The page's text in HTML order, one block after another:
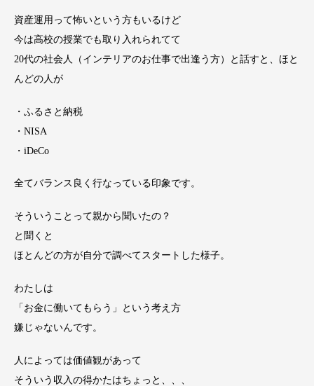
資産運用って怖いという方もいるけど
今は高校の授業でも取り入れられてて
20代の社会人（インテリアのお仕事で出逢う方）と話すと、ほと
んどの人が
・ふるさと納税
・NISA
・iDeCo
全てバランス良く行なっている印象です。
そういうことって親から聞いたの？
と聞くと
ほとんどの方が自分で調べてスタートした様子。
わたしは
「お金に働いてもらう」という考え方
嫌じゃないんです。
人によっては価値観があって
そういう収入の得かたはちょっと、、、